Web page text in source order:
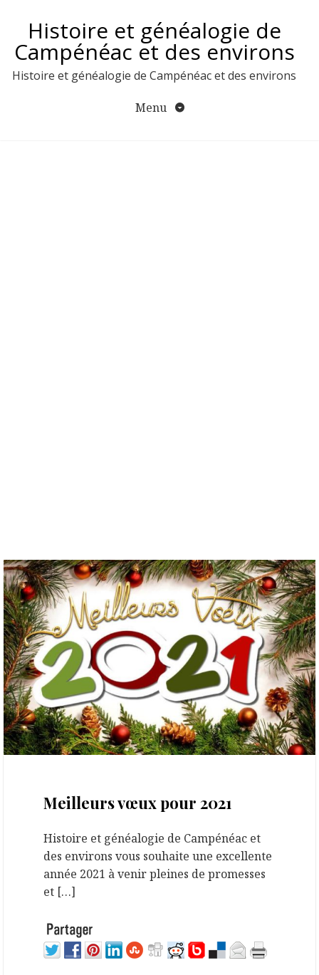
contenuHistoire et généalogie de
Campénéac et des environs
Histoire et généalogie de Campénéac et des environs
Menu
Meilleurs vœux pour 2021
Histoire et généalogie de Campénéac et
des environs vous souhaite une excellente
année 2021 à venir pleines de promesses
et […]